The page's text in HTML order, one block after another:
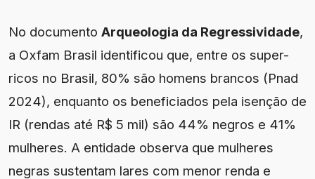
No documento Arqueologia da Regressividade,
a Oxfam Brasil identificou que, entre os super-
ricos no Brasil, 80% são homens brancos (Pnad
2024), enquanto os beneficiados pela isenção de
IR (rendas até R$ 5 mil) são 44% negros e 41%
mulheres. A entidade observa que mulheres
negras sustentam lares com menor renda e